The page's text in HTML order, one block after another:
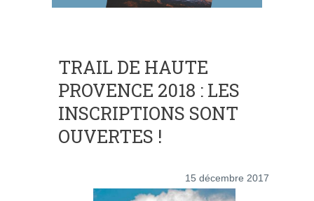
TRAIL DE HAUTE
PROVENCE 2018 : LES
INSCRIPTIONS SONT
OUVERTES !
15 décembre 2017